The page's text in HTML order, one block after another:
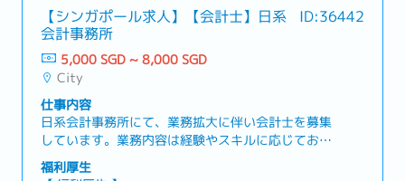
ケーション、秘書役業務サポート、銀行関連手続
き、各種パス申請、リロケーション関連サポートも
業務範囲に含まれます。【 業務内容 】・担当クラ
イアントとのコミュニケーションおよび関係構築・
フルセット会計、月次管理会計、年次決算業務・監
査法人との連携および監査対応、決算レポートの作
成・法人税、個人所得税の申告書作成および提出・
パス申請、企業秘書業務などの付随サービス提供・
会計、税務、ビジネス全般に関する実務的なアドバ
【シンガポール求人】【会計士】日系
会計事務所
ID:36442
5,000 SGD ~ 8,000 SGD
City
仕事内容
日系会計事務所にて、業務拡大に伴い会計士を募集
しています。業務内容は経験やスキルに応じてお任
せいたします。アジアに進出する企業様の支援によ
り現場に近い環境で携わることができ、会計士とし
福利厚生